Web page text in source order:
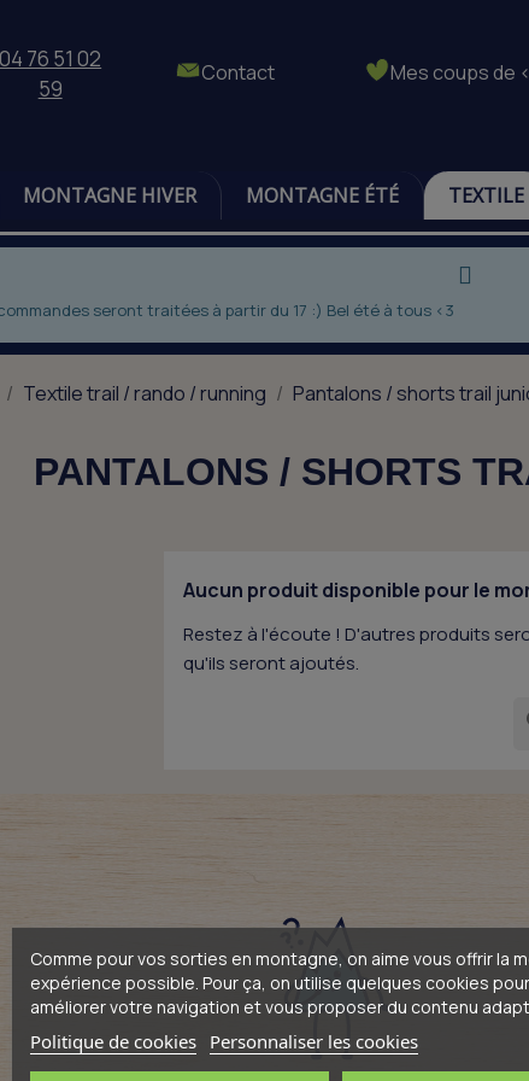
04 76 51 02
59
Contact Mes coups de
MONTAGNE HIVER MONTAGNE ÉTÉ TEXTILE
seront traitées à partir du 17 :) Bel été à tous <3
Textile trail / rando / running Pantalons / shorts trail
PANTALONS / SHORTS
Aucun produit disponible pour le
Restez à l'écoute ! D'autres produits
qu'ils seront ajoutés.
Comme pour vos sorties en montagne, on aime vous offrir la
expérience possible. Pour ça, on utilise quelques cookies pour
améliorer votre navigation et vous proposer du contenu
Politique de cookies Personnaliser les cookies